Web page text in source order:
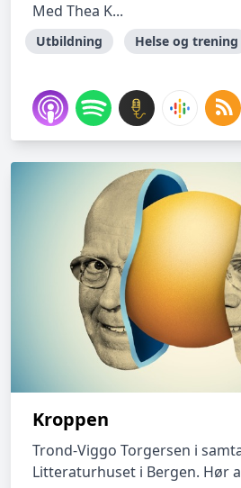
Med Thea K...
Utbildning Helse og trening
Kroppen
Trond-Viggo Torgersen i
Litteraturhuset i Bergen. Hør